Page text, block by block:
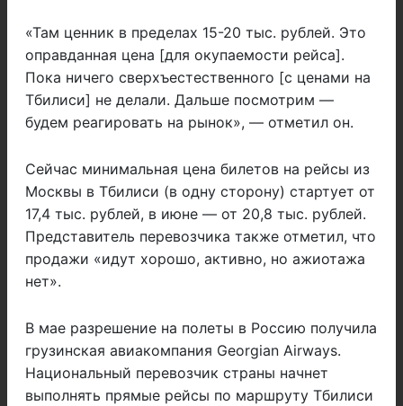
«Там ценник в пределах 15-20 тыс. рублей. Это
оправданная цена [для окупаемости рейса].
Пока ничего сверхъестественного [с ценами на
Тбилиси] не делали. Дальше посмотрим —
будем реагировать на рынок», — отметил он.
Сейчас минимальная цена билетов на рейсы из
Москвы в Тбилиси (в одну сторону) стартует от
17,4 тыс. рублей, в июне — от 20,8 тыс. рублей.
Представитель перевозчика также отметил, что
продажи «идут хорошо, активно, но ажиотажа
нет».
В мае разрешение на полеты в Россию получила
грузинская авиакомпания Georgian Airways.
Национальный перевозчик страны начнет
выполнять прямые рейсы по маршруту Тбилиси